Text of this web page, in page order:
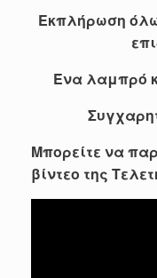
Εκπλήρωση
Ένα λαμπρό
Μπορείτε να
βίντεο της